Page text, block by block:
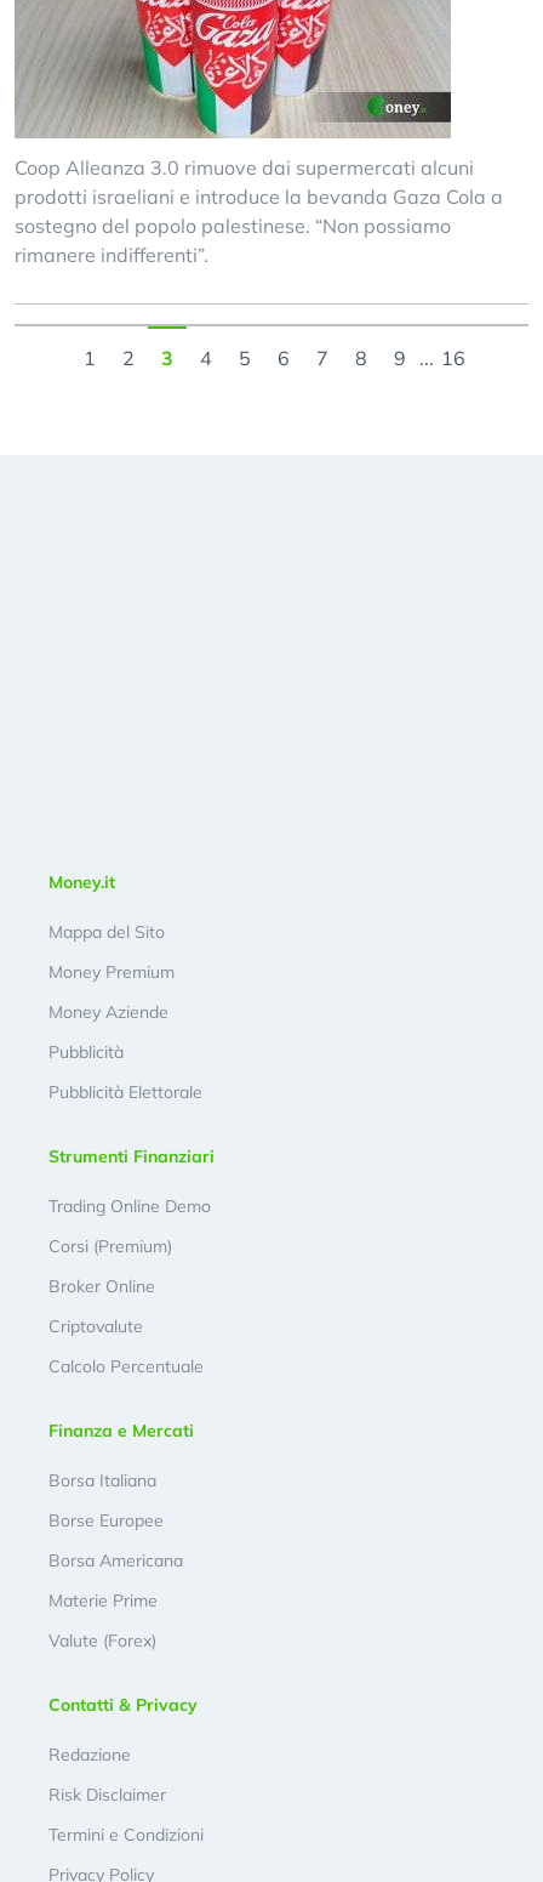
Coop Alleanza 3.0 rimuove dai supermercati alcuni
prodotti israeliani e introduce la bevanda Gaza Cola a
sostegno del popolo palestinese. “Non possiamo
rimanere indifferenti”.
1 2 3 4 5 6 7 8 9 ... 16
Money.it
Mappa del Sito
Money Premium
Money Aziende
Pubblicità
Pubblicità Elettorale
Strumenti Finanziari
Trading Online Demo
Corsi (Premium)
Broker Online
Criptovalute
Calcolo Percentuale
Finanza e Mercati
Borsa Italiana
Borse Europee
Borsa Americana
Materie Prime
Valute (Forex)
Contatti & Privacy
Redazione
Risk Disclaimer
Termini e Condizioni
Privacy Policy